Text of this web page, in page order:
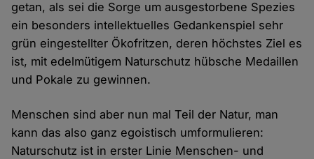
getan, als sei die Sorge um ausgestorbene Spezies
ein besonders intellektuelles Gedankenspiel sehr
grün eingestellter Ökofritzen, deren höchstes Ziel es
ist, mit edelmütigem Naturschutz hübsche Medaillen
und Pokale zu gewinnen.
Menschen sind aber nun mal Teil der Natur, man
kann das also ganz egoistisch umformulieren:
Naturschutz ist in erster Linie Menschen- und